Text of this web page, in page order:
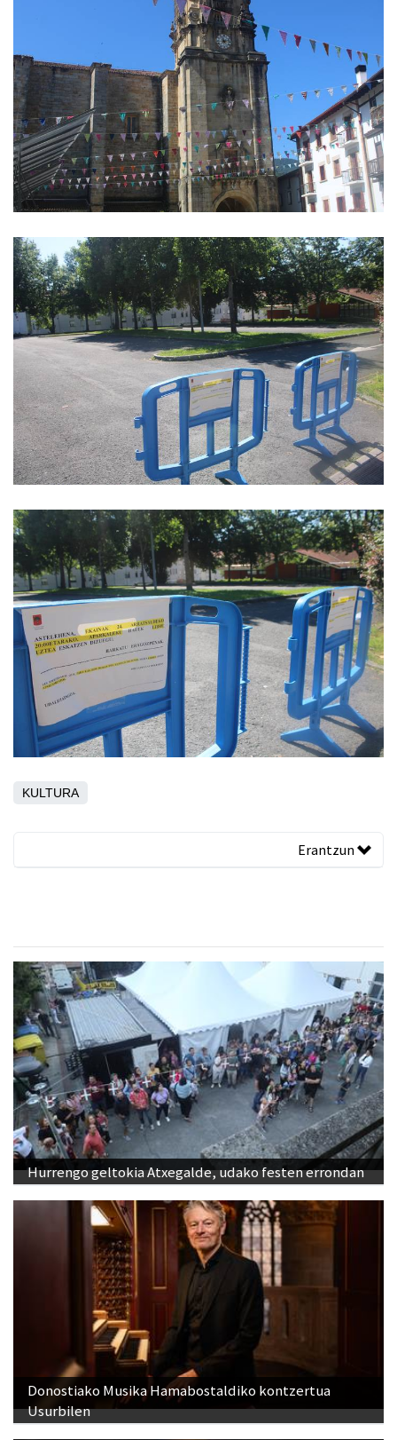
KULTURA
Erantzun
Hurrengo geltokia Atxegalde, udako festen errondan
Donostiako Musika Hamabostaldiko kontzertua
Usurbilen